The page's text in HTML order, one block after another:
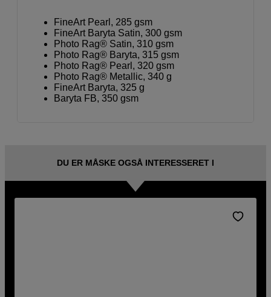
FineArt Pearl, 285 gsm
FineArt Baryta Satin, 300 gsm
Photo Rag® Satin, 310 gsm
Photo Rag® Baryta, 315 gsm
Photo Rag® Pearl, 320 gsm
Photo Rag® Metallic, 340 g
FineArt Baryta, 325 g
Baryta FB, 350 gsm
DU ER MÅSKE OGSÅ INTERESSERET I